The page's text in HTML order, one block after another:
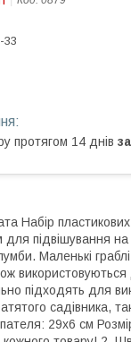
33
протягом 14 днів
Набір
для підвішування
Маленькі
підходять для
садівника,
29х6 см Розмір